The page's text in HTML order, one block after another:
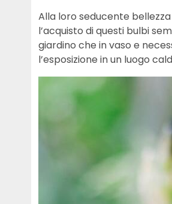
Alla loro seducente
l’acquisto di questi bulbi
giardino che in vaso e
l’esposizione in un luogo